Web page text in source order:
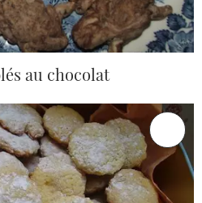
au chocolat